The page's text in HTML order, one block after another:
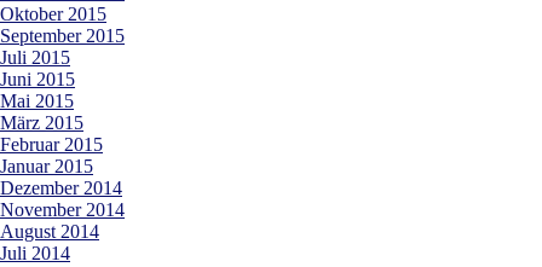
Oktober 2015
September 2015
Juli 2015
Juni 2015
Mai 2015
März 2015
Februar 2015
Januar 2015
Dezember 2014
November 2014
August 2014
Juli 2014